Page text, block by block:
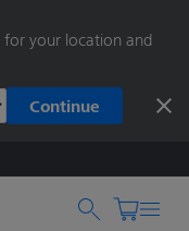
your location and
Continue